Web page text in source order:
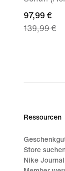
current
price
139,99 €
97,99 €
139,99 €
Ressourcen
Store
Nike Journal